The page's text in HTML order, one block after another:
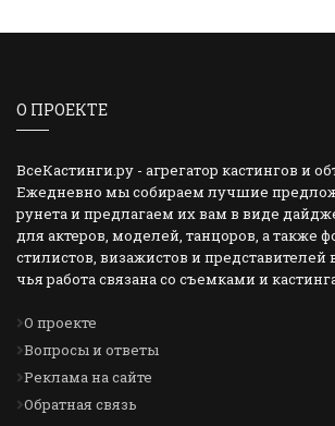
О ПРОЕКТЕ
ВсеКастинги.ру - агрегатор кастингов и
Ежедневно мы собираем лучшие
рунета и предлагаем их вам в виде
для актеров, моделей, танцоров, а также
стилистов, визажистов и представителей
чья работа связана со съемками и
О проекте
Вопросы и ответы
Реклама на сайте
Обратная связь